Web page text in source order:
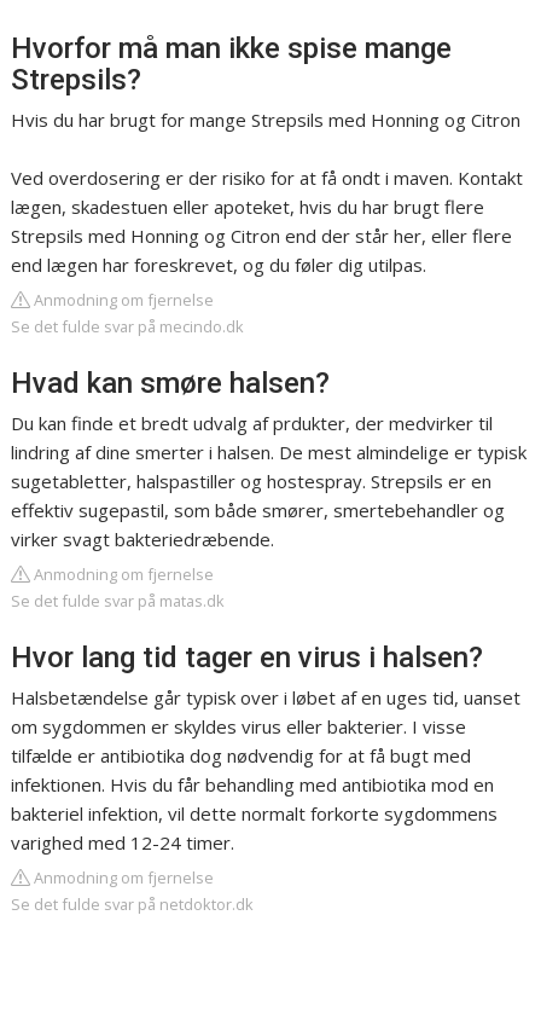
Hvorfor må man ikke spise mange
Strepsils?
Hvis du har brugt for mange Strepsils med Honning og Citron
Ved overdosering er der risiko for at få ondt i maven. Kontakt
lægen, skadestuen eller apoteket, hvis du har brugt flere
Strepsils med Honning og Citron end der står her, eller flere
end lægen har foreskrevet, og du føler dig utilpas.
Anmodning om fjernelse
Se det fulde svar på mecindo.dk
Hvad kan smøre halsen?
Du kan finde et bredt udvalg af prdukter, der medvirker til
lindring af dine smerter i halsen. De mest almindelige er typisk
sugetabletter, halspastiller og hostespray. Strepsils er en
effektiv sugepastil, som både smører, smertebehandler og
virker svagt bakteriedræbende.
Anmodning om fjernelse
Se det fulde svar på matas.dk
Hvor lang tid tager en virus i halsen?
Halsbetændelse går typisk over i løbet af en uges tid, uanset
om sygdommen er skyldes virus eller bakterier. I visse
tilfælde er antibiotika dog nødvendig for at få bugt med
infektionen. Hvis du får behandling med antibiotika mod en
bakteriel infektion, vil dette normalt forkorte sygdommens
varighed med 12-24 timer.
Anmodning om fjernelse
Se det fulde svar på netdoktor.dk